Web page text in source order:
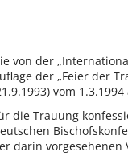
von der
der „Feier der
vom
die Trauung
darin vorgesehenen